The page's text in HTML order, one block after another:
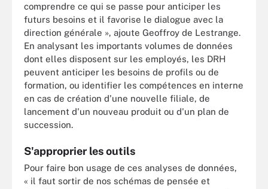
comprendre ce qui se passe pour anticiper les
futurs besoins et il favorise le dialogue avec la
direction générale », ajoute Geoffroy de Lestrange.
En analysant les importants volumes de données
dont elles disposent sur les employés, les DRH
peuvent anticiper les besoins de profils ou de
formation, ou identifier les compétences en interne
en cas de création d'une nouvelle filiale, de
lancement d'un nouveau produit ou d'un plan de
succession.
S'approprier les outils
Pour faire bon usage de ces analyses de données,
« il faut sortir de nos schémas de pensée et